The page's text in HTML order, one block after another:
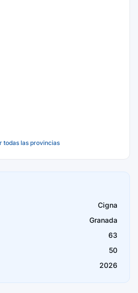
todas las provincias
Cigna
Granada
63
50
2026